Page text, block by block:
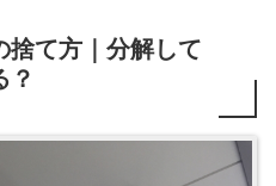
捨て方｜分解して
？